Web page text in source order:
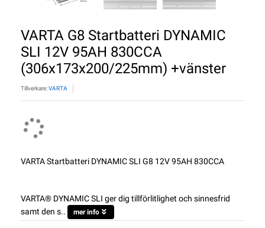
VARTA G8 Startbatteri DYNAMIC
SLI 12V 95AH 830CCA
(306x173x200/225mm) +vänster
Tillverkare:VARTA
VARTA Startbatteri DYNAMIC SLI G8 12V 95AH 830CCA
VARTA® DYNAMIC SLI ger dig tillförlitlighet och sinnesfrid
samt den s..
mer info